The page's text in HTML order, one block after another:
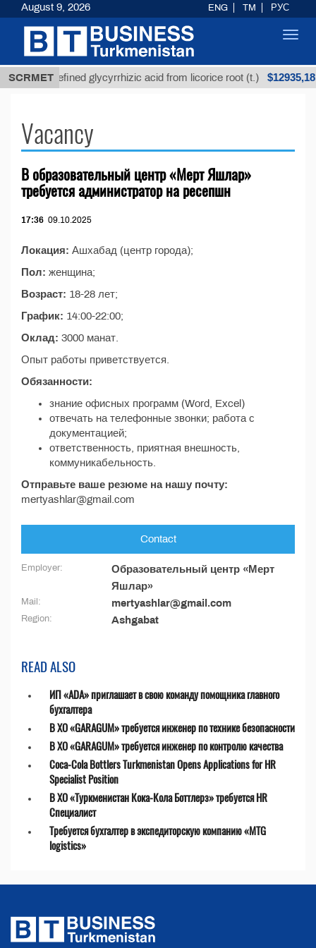
SCRMETUnrefined glycyrrhizic acid from licorice root (t.) $12935,18
Vacancy
В образовательный центр «Мерт Яшлар»
требуется администратор на ресепшн
17:36 09.10.2025
Локация: Ашхабад (центр города);
Пол: женщина;
Возраст: 18-28 лет;
График: 14:00-22:00;
Оклад: 3000 манат.
Опыт работы приветствуется.
Обязанности:
знание офисных программ (Word, Excel)
отвечать на телефонные звонки; работа с
документацией;
ответственность, приятная внешность,
коммуникабельность.
Отправьте ваше резюме на нашу почту:
mertyashlar@gmail.com
Contact
Employer:
Образовательный центр «Мерт
Яшлар»
Mail: mertyashlar@gmail.com
Region: Ashgabat
READ ALSO
ИП «ADA» приглашает в свою команду помощника главного
бухгалтера
В ХО «GARAGUM» требуется инженер по технике безопасности
В ХО «GARAGUM» требуется инженер по контролю качества
Coca-Cola Bottlers Turkmenistan Opens Applications for HR
Specialist Position
В ХО «Туркменистан Кока-Кола Боттлерз» требуется HR
Специалист
Требуется бухгалтер в экспедиторскую компанию «MTG
logistics»
August 9, 2026 ENG TM РУС